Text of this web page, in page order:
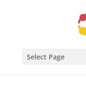
Select Page